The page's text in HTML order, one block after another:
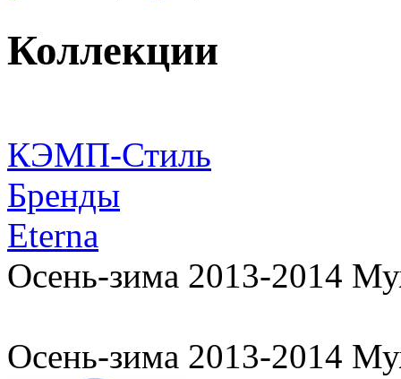
Коллекции
КЭМП-Стиль
Бренды
Eterna
Осень-зима 2013-2014
Осень-зима 2013-2014